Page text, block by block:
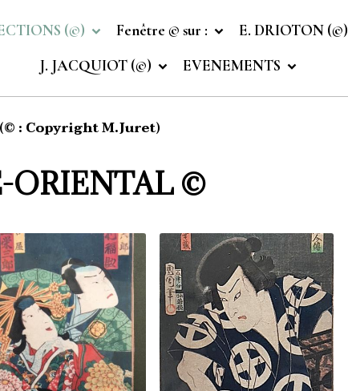
(©) Fenêtre © sur : E. DRIOTON (©)
J. JACQUIOT (©)
EVENEMENTS
(© : Copyright M.Juret)
ORIENTAL ©